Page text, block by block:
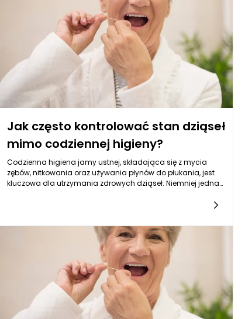
Jak często kontrolować stan dziąseł
mimo codziennej higieny?
Codzienna higiena jamy ustnej, składająca się z mycia
zębów, nitkowania oraz używania płynów do płukania, jest
kluczowa dla utrzymania zdrowych dziąseł. Niemniej jednak,
wiele problemów z dziąsłami, takich jak zapalenie czy
paradontoza, mogą rozwijać się w początkowych fazach
bez wyraźnych symptomów, co czyni je trudnymi do
zauważenia na co dzień. Dlatego, nawet gdy osoby dbają o
codzienną higienę jamy ustnej, zaleca się przynajmniej raz w
roku przeprowadzenie profesjonalnej kontroli stanu dziąseł i